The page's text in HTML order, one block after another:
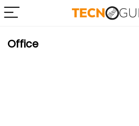
Office